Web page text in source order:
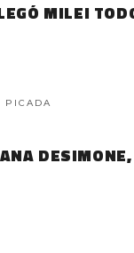
MILEI
PICADA